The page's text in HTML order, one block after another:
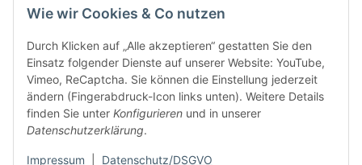
Wie wir Cookies & Co nutzen
Durch Klicken auf „Alle akzeptieren“ gestatten Sie den
Einsatz folgender Dienste auf unserer Website: YouTube,
Vimeo, ReCaptcha. Sie können die Einstellung jederzeit
ändern (Fingerabdruck-Icon links unten). Weitere Details
finden Sie unter Konfigurieren und in unserer
Datenschutzerklärung.
Impressum Datenschutz/DSGVO
Informationen
Rechtliches